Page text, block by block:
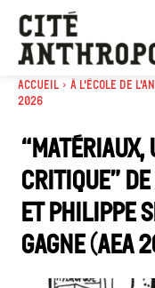
Accueil À l'école de
2026
critique”
et Philippe
Gagne (AEA